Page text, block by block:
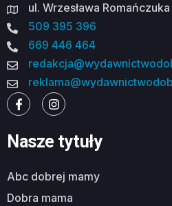
ul. Wrzesława
509 395 396
669 446 464
Nasze tytuły
abc dobrej mamy
dobra mama